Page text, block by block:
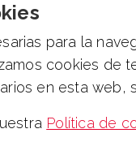
para la
cookies
en esta web,
Política de